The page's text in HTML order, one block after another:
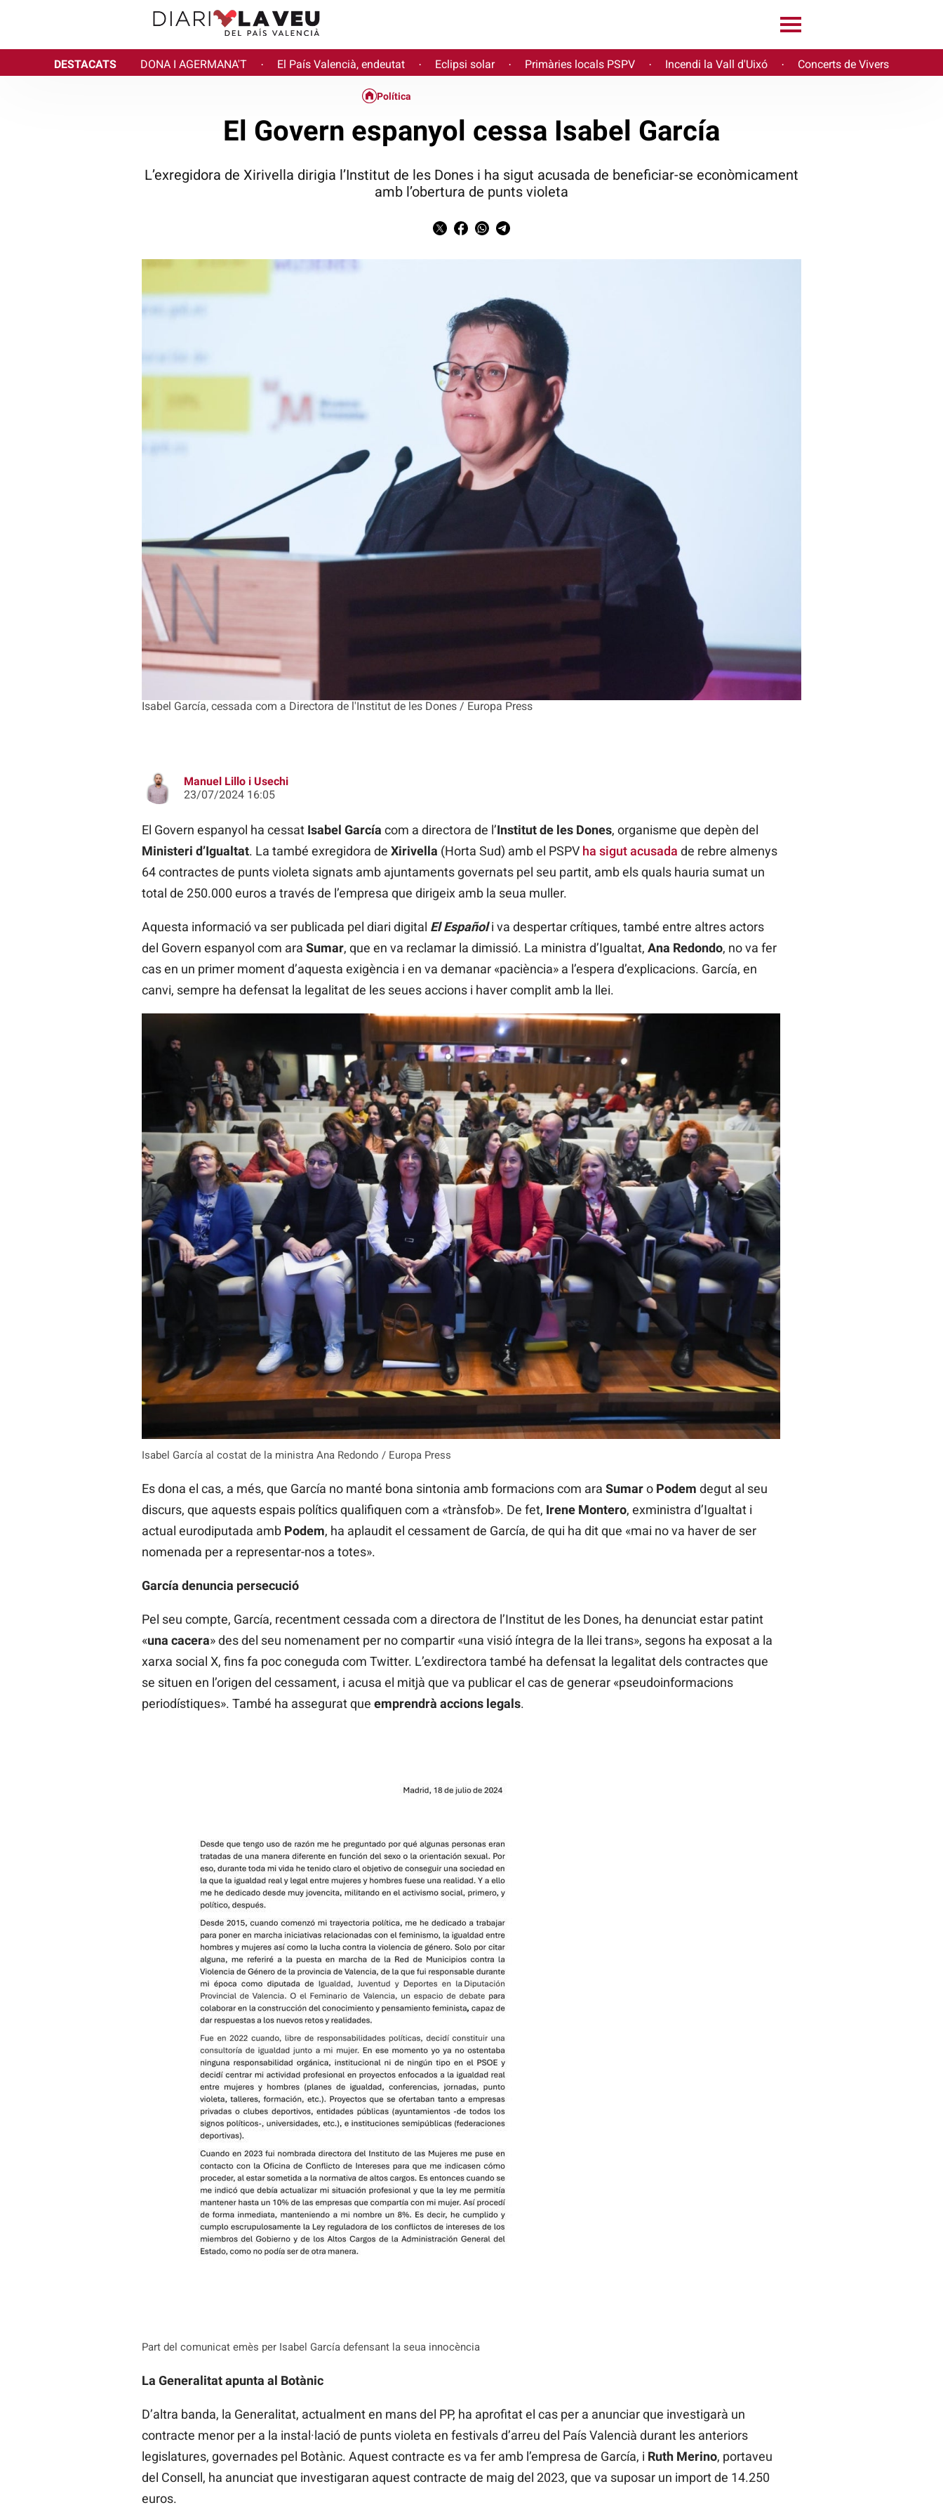
DESTACATS DONA I AGERMANA'T · El País Valencià, endeutat · Eclipsi solar · Primàries locals PSPV · Incendi la Vall d'Uixó · Concerts de Vivers
Isabel García, cessada com a Directora de l'Institut de les Dones / Europa Press
Política
El Govern espanyol cessa Isabel García
L’exregidora de Xirivella dirigia l’Institut de les Dones i ha sigut acusada de beneficiar-se econòmicament
amb l’obertura de punts violeta
Manuel Lillo i Usechi
23/07/2024 16:05
El Govern espanyol ha cessat Isabel García com a directora de l’Institut de les Dones, organisme que depèn del
Ministeri d’Igualtat. La també exregidora de Xirivella (Horta Sud) amb el PSPV ha sigut acusada de rebre almenys
64 contractes de punts violeta signats amb ajuntaments governats pel seu partit, amb els quals hauria sumat un
total de 250.000 euros a través de l’empresa que dirigeix amb la seua muller.
Aquesta informació va ser publicada pel diari digital El Españoli va despertar crítiques, també entre altres actors
del Govern espanyol com ara Sumar, que en va reclamar la dimissió. La ministra d’Igualtat, Ana Redondo, no va fer
cas en un primer moment d’aquesta exigència i en va demanar «paciència» a l’espera d’explicacions. García, en
canvi, sempre ha defensat la legalitat de les seues accions i haver complit amb la llei.
Isabel García al costat de la ministra Ana Redondo / Europa Press
Es dona el cas, a més, que García no manté bona sintonia amb formacions com ara Sumaro Podem degut al seu
discurs, que aquests espais polítics qualifiquen com a «trànsfob». De fet, Irene Montero, exministra d’Igualtat i
actual eurodiputada amb Podem, ha aplaudit el cessament de García, de qui ha dit que «mai no va haver de ser
nomenada per a representar-nos a totes».
García denuncia persecució
Pel seu compte, García, recentment cessada com a directora de l’Institut de les Dones, ha denunciat estar patint
«una cacera» des del seu nomenament per no compartir «una visió íntegra de la llei trans», segons ha exposat a la
xarxa social X, fins fa poc coneguda com Twitter. L’exdirectora també ha defensat la legalitat dels contractes que
se situen en l’origen del cessament, i acusa el mitjà que va publicar el cas de generar «pseudoinformacions
periodístiques». També ha assegurat que emprendrà accions legals.
Part del comunicat emès per Isabel García defensant la seua innocència
La Generalitat apunta al Botànic
D’altra banda, la Generalitat, actualment en mans del PP, ha aprofitat el cas per a anunciar que investigarà un
contracte menor per a la instal·lació de punts violeta en festivals d’arreu del País Valencià durant les anteriors
legislatures, governades pel Botànic. Aquest contracte es va fer amb l’empresa de García, i Ruth Merino, portaveu
del Consell, ha anunciat que investigaran aquest contracte de maig del 2023, que va suposar un import de 14.250
euros.